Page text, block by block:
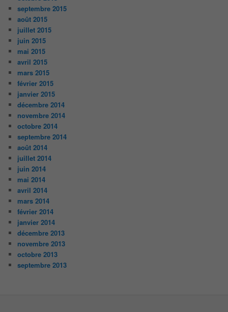
septembre 2015
août 2015
juillet 2015
juin 2015
mai 2015
avril 2015
mars 2015
février 2015
janvier 2015
décembre 2014
novembre 2014
octobre 2014
septembre 2014
août 2014
juillet 2014
juin 2014
mai 2014
avril 2014
mars 2014
février 2014
janvier 2014
décembre 2013
novembre 2013
octobre 2013
septembre 2013